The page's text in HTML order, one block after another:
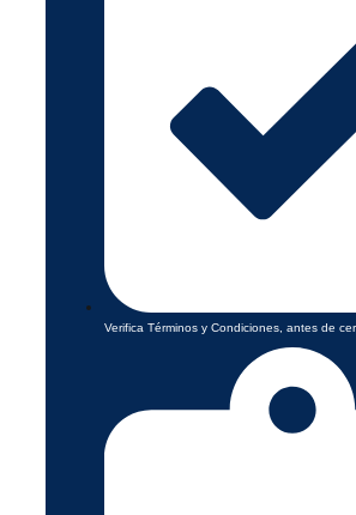
Verifica Términos y Condiciones, antes de